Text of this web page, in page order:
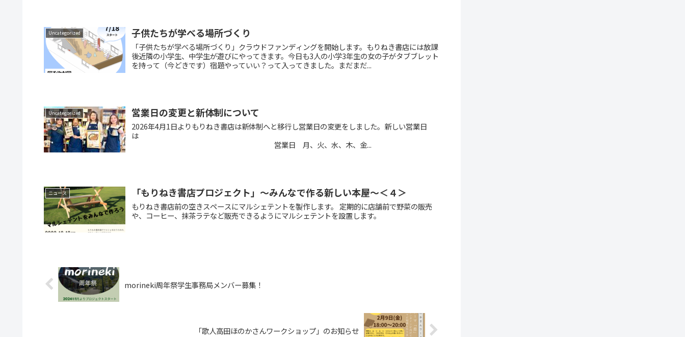
Uncategorized 子供たちが学べる場所づくり
「子供たちが学べる場所づくり」クラウドファンディングを開始します。もりねき書店には放課
後近隣の小学生、中学生が遊びにやってきます。今日も3人の小学3年生の女の子がタブブレット
を持って（今どきです）宿題やっていい？って入ってきました。まだまだ...
Uncategorized 営業日の変更と新体制について
2026年4月1日よりもりねき書店は新体制へと移行し営業日の変更をしました。新しい営業日
は
営業日 月、火、水、木、金...
ニュース 「もりねき書店プロジェクト」～みんなで作る新しい本屋～＜４＞
もりねき書店前の空きスペースにマルシェテントを製作します。 定期的に店舗前で野菜の販売
や、コーヒー、抹茶ラテなど販売できるようにマルシェテントを設置します。
morineki周年祭学生事務局メンバー募集！
「歌人高田ほのかさんワークショップ」のお知らせ